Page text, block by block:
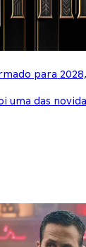
para
uma das